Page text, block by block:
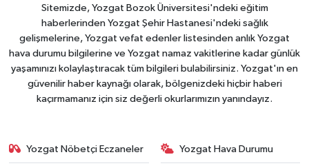
Sitemizde, Yozgat Bozok Üniversitesi'ndeki eğitim
haberlerinden Yozgat Şehir Hastanesi'ndeki sağlık
gelişmelerine, Yozgat vefat edenler listesinden anlık Yozgat
hava durumu bilgilerine ve Yozgat namaz vakitlerine kadar günlük
yaşamınızı kolaylaştıracak tüm bilgileri bulabilirsiniz. Yozgat'ın en
güvenilir haber kaynağı olarak, bölgenizdeki hiçbir haberi
kaçırmamanız için siz değerli okurlarımızın yanındayız.
Yozgat Nöbetçi Eczaneler Yozgat Hava Durumu